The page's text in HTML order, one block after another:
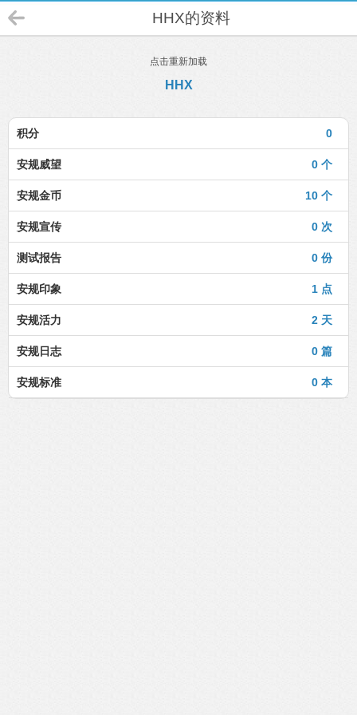
HHX的资料
点击重新加载
HHX
0
积分
0 个
安规威望
10 个
安规金币
0 次
安规宣传
0 份
测试报告
1 点
安规印象
2 天
安规活力
0 篇
安规日志
0 本
安规标准